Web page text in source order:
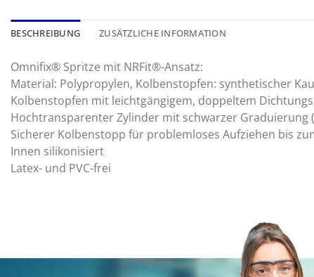
BESCHREIBUNG ZUSÄTZLICHE INFORMATION
Omnifix® Spritze mit NRFit®-Ansatz:
Material: Polypropylen, Kolbenstopfen: synthetischer
Kolbenstopfen mit leichtgängigem, doppeltem
Hochtransparenter Zylinder mit schwarzer Graduierung
Sicherer Kolbenstopp für problemloses Aufziehen bis
Innen silikonisiert
Latex- und PVC-frei